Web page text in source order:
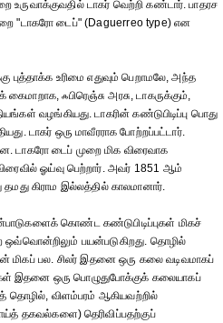
டாகர் வெற்றி கண்டார். பாதரச
"டாகரோ டைப்" (Daguerreo type) என
உரிமை எதுவும் பெறாமலே, அந்த
ஃபிரெஞ்சு அரசு, டாகருக்கும்,
வழங்கியது. டாகரின் கண்டுபிடிப்பு பொது
டாகர் ஒரு மாவீரராக போற்றப்பட்டார்.
டாகரோ டைப் முறை மிக விரைவாக
ஓய்வு பெற்றார். அவர் 1851 ஆம்
தமது கிராம இல்லத்தில் காலமானார்.
கொண்ட கண்டுபிடிப்புகள் மிகச்
ஒவ்வொன்றிலும் பயன்படுகிறது. தொழில்
மிகப் பல. சிலர் இதனை ஒரு கலை வடிவமாகப்
இதனை ஒரு பொழுதுபோக்குக் கலையாகப்
தொழில், விளம்பரம் ஆகியவற்றில்
தகவல்களை) தெரிவிப்பதற்குப்